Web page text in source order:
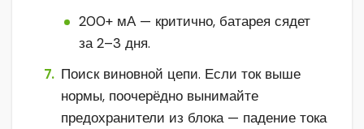
200+ мА — критично, батарея сядет
за 2–3 дня.
Поиск виновной цепи. Если ток выше
нормы, поочерёдно вынимайте
предохранители из блока — падение тока